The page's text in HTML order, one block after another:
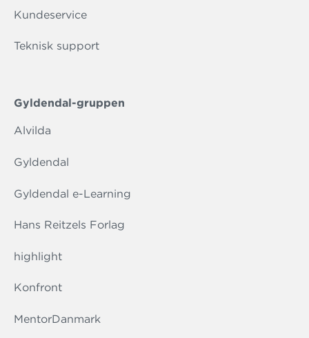
Kundeservice
Teknisk support
Gyldendal-gruppen
Alvilda
Gyldendal
Gyldendal e-Learning
Hans Reitzels Forlag
highlight
Konfront
MentorDanmark